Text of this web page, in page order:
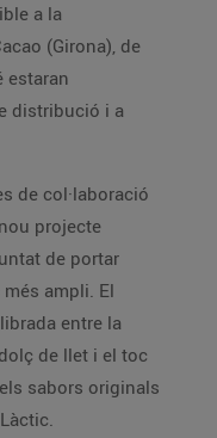
a la
(Girona), de
estaran
distribució i a
de col·laboració
projecte
de portar
més ampli. El
entre la
de llet i el toc
sabors originals